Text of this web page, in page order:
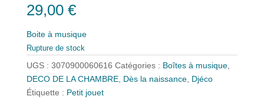
29,00 €
Boite à musique
Rupture de stock
UGS : 3070900060616 Catégories : Boîtes à musique,
DECO DE LA CHAMBRE, Dès la naissance, Djéco
Étiquette : Petit jouet